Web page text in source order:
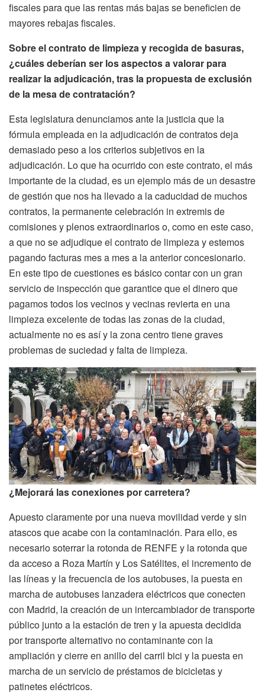
fiscales para que las rentas más bajas se beneficien de
mayores rebajas fiscales.
Sobre el contrato de limpieza y recogida de basuras,
¿cuáles deberían ser los aspectos a valorar para
realizar la adjudicación, tras la propuesta de exclusión
de la mesa de contratación?
Esta legislatura denunciamos ante la justicia que la
fórmula empleada en la adjudicación de contratos deja
demasiado peso a los criterios subjetivos en la
adjudicación. Lo que ha ocurrido con este contrato, el más
importante de la ciudad, es un ejemplo más de un desastre
de gestión que nos ha llevado a la caducidad de muchos
contratos, la permanente celebración in extremis de
comisiones y plenos extraordinarios o, como en este caso,
a que no se adjudique el contrato de limpieza y estemos
pagando facturas mes a mes a la anterior concesionario.
En este tipo de cuestiones es básico contar con un gran
servicio de inspección que garantice que el dinero que
pagamos todos los vecinos y vecinas revierta en una
limpieza excelente de todas las zonas de la ciudad,
actualmente no es así y la zona centro tiene graves
problemas de suciedad y falta de limpieza.
¿Mejorará las conexiones por carretera?
Apuesto claramente por una nueva movilidad verde y sin
atascos que acabe con la contaminación. Para ello, es
necesario soterrar la rotonda de RENFE y la rotonda que
da acceso a Roza Martín y Los Satélites, el incremento de
las líneas y la frecuencia de los autobuses, la puesta en
marcha de autobuses lanzadera eléctricos que conecten
con Madrid, la creación de un intercambiador de transporte
público junto a la estación de tren y la apuesta decidida
por transporte alternativo no contaminante con la
ampliación y cierre en anillo del carril bici y la puesta en
marcha de un servicio de préstamos de bicicletas y
patinetes eléctricos.